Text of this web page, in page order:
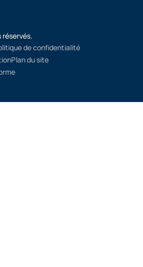
réservés.
de confidentialité
Plan du site